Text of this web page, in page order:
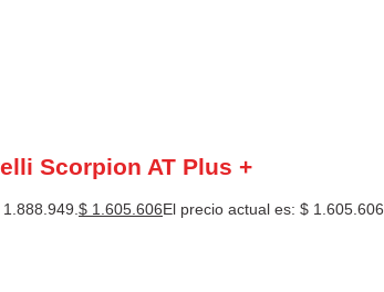
Scorpion AT Plus +
$ 1.605.606El precio actual es: $ 1.605.606.